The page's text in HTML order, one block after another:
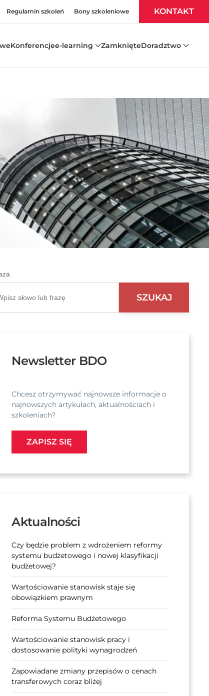
Regulamin szkoleń Bony szkoleniowe KONTAKT
Konferencjee-learning ZamknięteDoradztwo
Newsletter BDO
Chcesz otrzymywać najnowsze informacje o
najnowszych artykułach, aktualnościach i
szkoleniach?
ZAPISZ SIĘ
Aktualności
Czy będzie problem z wdrożeniem reformy
systemu budżetowego i nowej klasyfikacji
budżetowej?
Wartościowanie stanowisk staje się
obowiązkiem prawnym
Reforma Systemu Budżetowego
Wartościowanie stanowisk pracy i
dostosowanie polityki wynagrodzeń
Zapowiadane zmiany przepisów o cenach
transferowych coraz bliżej